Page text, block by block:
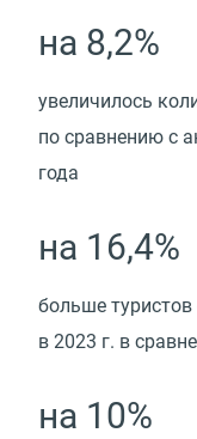
на 8,2%
увеличилось
по сравнению с
года
на 16,4%
больше
в 2023 г. в
на 10%